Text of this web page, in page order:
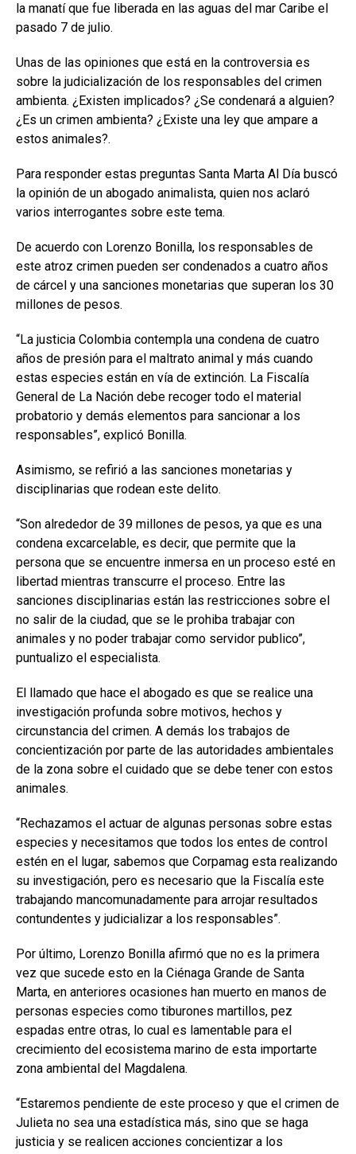
la manatí que fue liberada en las aguas del mar Caribe el
pasado 7 de julio.
Unas de las opiniones que está en la controversia es
sobre la judicialización de los responsables del crimen
ambienta. ¿Existen implicados? ¿Se condenará a alguien?
¿Es un crimen ambienta? ¿Existe una ley que ampare a
estos animales?.
Para responder estas preguntas Santa Marta Al Día buscó
la opinión de un abogado animalista, quien nos aclaró
varios interrogantes sobre este tema.
De acuerdo con Lorenzo Bonilla, los responsables de
este atroz crimen pueden ser condenados a cuatro años
de cárcel y una sanciones monetarias que superan los 30
millones de pesos.
“La justicia Colombia contempla una condena de cuatro
años de presión para el maltrato animal y más cuando
estas especies están en vía de extinción. La Fiscalía
General de La Nación debe recoger todo el material
probatorio y demás elementos para sancionar a los
responsables”, explicó Bonilla.
Asimismo, se refirió a las sanciones monetarias y
disciplinarias que rodean este delito.
“Son alrededor de 39 millones de pesos, ya que es una
condena excarcelable, es decir, que permite que la
persona que se encuentre inmersa en un proceso esté en
libertad mientras transcurre el proceso. Entre las
sanciones disciplinarias están las restricciones sobre el
no salir de la ciudad, que se le prohiba trabajar con
animales y no poder trabajar como servidor publico”,
puntualizo el especialista.
El llamado que hace el abogado es que se realice una
investigación profunda sobre motivos, hechos y
circunstancia del crimen. A demás los trabajos de
concientización por parte de las autoridades ambientales
de la zona sobre el cuidado que se debe tener con estos
animales.
“Rechazamos el actuar de algunas personas sobre estas
especies y necesitamos que todos los entes de control
estén en el lugar, sabemos que Corpamag esta realizando
su investigación, pero es necesario que la Fiscalía este
trabajando mancomunadamente para arrojar resultados
contundentes y judicializar a los responsables”.
Por último, Lorenzo Bonilla afirmó que no es la primera
vez que sucede esto en la Ciénaga Grande de Santa
Marta, en anteriores ocasiones han muerto en manos de
personas especies como tiburones martillos, pez
espadas entre otras, lo cual es lamentable para el
crecimiento del ecosistema marino de esta importarte
zona ambiental del Magdalena.
“Estaremos pendiente de este proceso y que el crimen de
Julieta no sea una estadística más, sino que se haga
justicia y se realicen acciones concientizar a los